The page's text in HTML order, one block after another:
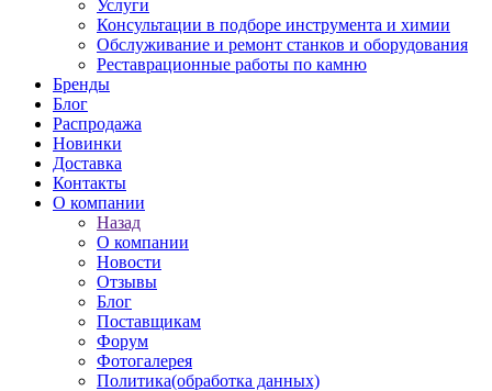
Услуги
Консультации в подборе инструмента и химии
Обслуживание и ремонт станков и оборудования
Реставрационные работы по камню
Бренды
Блог
Распродажа
Новинки
Доставка
Контакты
О компании
Назад
О компании
Новости
Отзывы
Блог
Поставщикам
Форум
Фотогалерея
Политика(обработка данных)